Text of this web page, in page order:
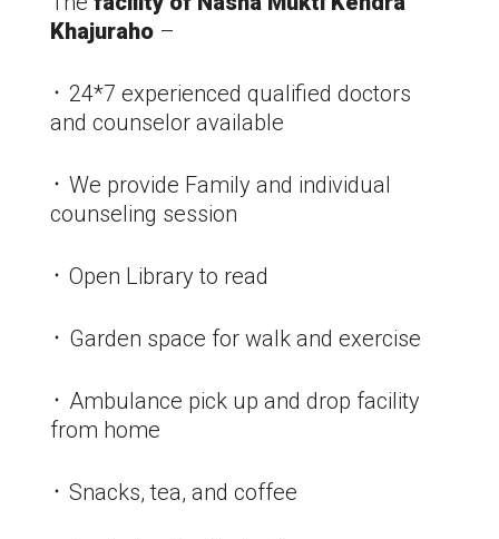
Khajuraho –
᛫ 24*7 experienced qualified doctors
and counselor available
᛫ We provide Family and individual
counseling session
᛫ Open Library to read
᛫ Garden space for walk and exercise
᛫ Ambulance pick up and drop facility
from home
᛫ Snacks, tea, and coffee